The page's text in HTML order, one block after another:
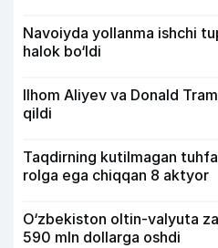
Navoiyda yollanma ishchi
halok bo‘ldi
Ilhom Aliyev va Donald
qildi
Taqdirning kutilmagan
rolga ega chiqqan 8 aktyor
O‘zbekiston oltin-valyuta
590 mln dollarga oshdi